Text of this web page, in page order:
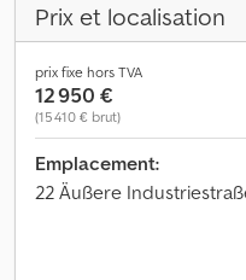
Prix et localisation
prix fixe hors TVA
12 950 €
(15 410 € brut)
Emplacement:
22 Äußere